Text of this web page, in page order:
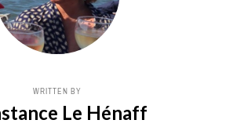
WRITTEN BY
Le Hénaff